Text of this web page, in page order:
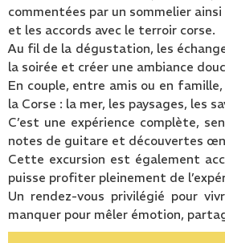
commentées par un sommelier
et les accords avec le terroir corse.
Au fil de la dégustation, les
la soirée et créer une ambiance
En couple, entre amis ou en
la Corse : la mer, les paysages, les
C’est une expérience complète,
notes de guitare et découvertes
Cette excursion est également
puisse profiter pleinement de
Un rendez-vous privilégié pour
manquer pour mêler émotion,